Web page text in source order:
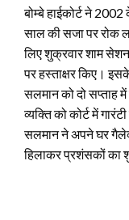
बोम्बे हाईकोर्ट ने
साल की सजा पर रोक
लिए शुक्रवार शाम
पर हस्ताक्षर किए।
सलमान को दो सप्ताह
व्यक्ति को कोर्ट में
सलमान ने अपने घर
हिलाकर प्रशंसकों का